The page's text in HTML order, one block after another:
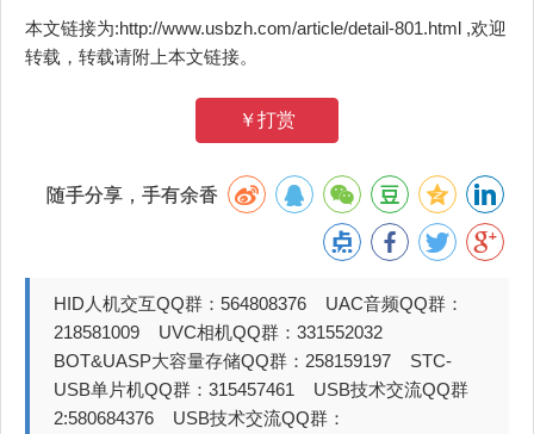
本文链接为:http://www.usbzh.com/article/detail-801.html ,欢迎
转载，转载请附上本文链接。
￥打赏
随手分享，手有余香
HID人机交互QQ群：564808376 UAC音频QQ群：
218581009 UVC相机QQ群：331552032
BOT&UASP大容量存储QQ群：258159197 STC-
USB单片机QQ群：315457461 USB技术交流QQ群
2:580684376 USB技术交流QQ群：